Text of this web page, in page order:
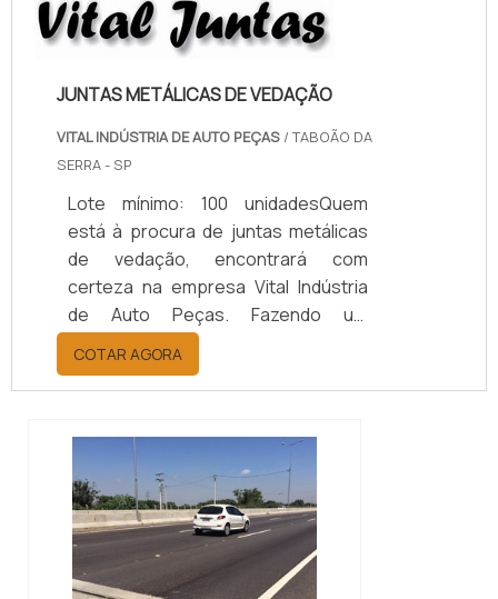
know-how em laudos ...
JUNTAS METÁLICAS DE VEDAÇÃO
VITAL INDÚSTRIA DE AUTO PEÇAS / TABOÃO DA
SERRA - SP
Lote mínimo: 100 unidadesQuem
está à procura de juntas metálicas
de vedação, encontrará com
certeza na empresa Vital Indústria
de Auto Peças. Fazendo um
orçamento por meio da maior
empresa da área, é possível achar a
sofisticação, qualidade e preço
questão é juntas metálicas de
vedação, com a melhor mão de obra
da Vital Indústria de Auto Peças, o
cliente receberá ótima qualidade
com responsabilidade ambient...
COTAR AGORA